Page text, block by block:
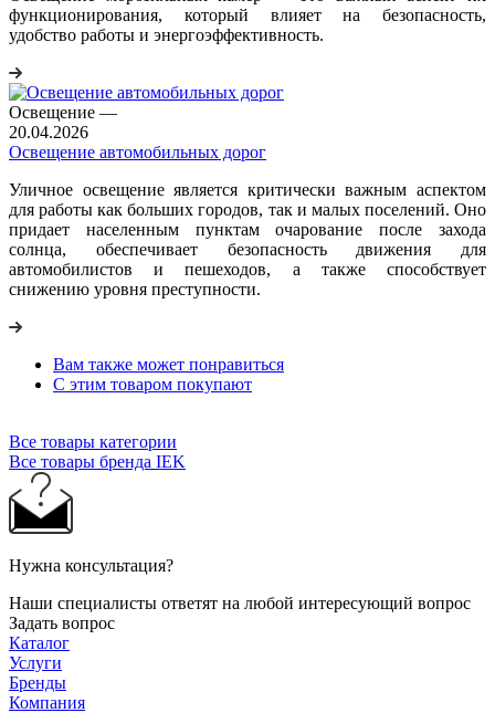
функционирования, который влияет на безопасность,
удобство работы и энергоэффективность.
Освещение —
20.04.2026
Освещение автомобильных дорог
Уличное освещение является критически важным аспектом
для работы как больших городов, так и малых поселений. Оно
придает населенным пунктам очарование после захода
солнца, обеспечивает безопасность движения для
автомобилистов и пешеходов, а также способствует
снижению уровня преступности.
Вам также может понравиться
С этим товаром покупают
Все товары категории
Все товары бренда IEK
Нужна консультация?
Наши специалисты ответят на любой интересующий вопрос
Задать вопрос
Каталог
Услуги
Бренды
Компания